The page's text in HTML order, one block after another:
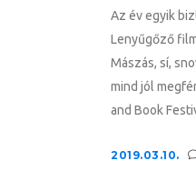
Az év egyik
Lenyűgőző
Mászás, sí,
mind jól
and Book
2019.03.10.